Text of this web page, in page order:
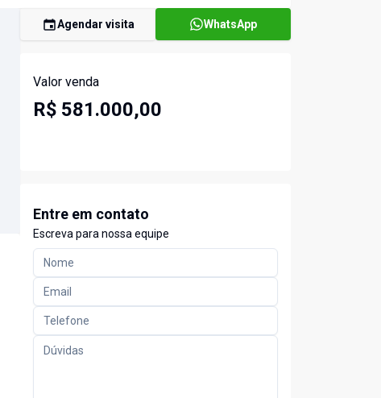
Agendar visita WhatsApp
Valor venda
R$ 581.000,00
Entre em contato
Escreva para nossa equipe